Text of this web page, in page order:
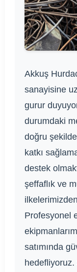
Akkuş
sanayisine
gurur
durumdaki
doğru
katkı
destek
şeffaflık ve
Profesyonel
satımında